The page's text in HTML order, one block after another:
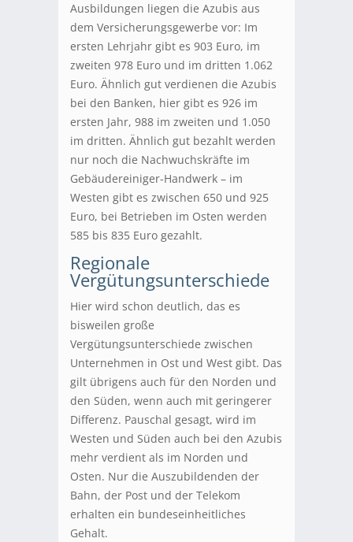
Ausbildungen liegen die Azubis aus
dem Versicherungsgewerbe vor: Im
ersten Lehrjahr gibt es 903 Euro, im
zweiten 978 Euro und im dritten 1.062
Euro. Ähnlich gut verdienen die Azubis
bei den Banken, hier gibt es 926 im
ersten Jahr, 988 im zweiten und 1.050
im dritten. Ähnlich gut bezahlt werden
nur noch die Nachwuchskräfte im
Gebäudereiniger-Handwerk – im
Westen gibt es zwischen 650 und 925
Euro, bei Betrieben im Osten werden
585 bis 835 Euro gezahlt.
Regionale
Vergütungsunterschiede
Hier wird schon deutlich, das es
bisweilen große
Vergütungsunterschiede zwischen
Unternehmen in Ost und West gibt. Das
gilt übrigens auch für den Norden und
den Süden, wenn auch mit geringerer
Differenz. Pauschal gesagt, wird im
Westen und Süden auch bei den Azubis
mehr verdient als im Norden und
Osten. Nur die Auszubildenden der
Bahn, der Post und der Telekom
erhalten ein bundeseinheitliches
Gehalt.